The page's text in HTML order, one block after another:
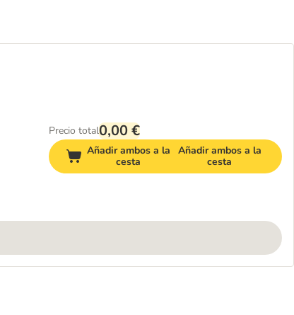
Precio total0,00 €
Añadir ambos a la
cesta
Añadir ambos a la
cesta